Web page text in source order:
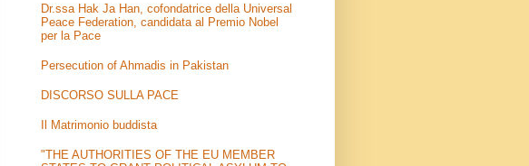
Dr.ssa Hak Ja Han, cofondatrice della Universal
Peace Federation, candidata al Premio Nobel
per la Pace
Persecution of Ahmadis in Pakistan
DISCORSO SULLA PACE
Il Matrimonio buddista
"THE AUTHORITIES OF THE EU MEMBER